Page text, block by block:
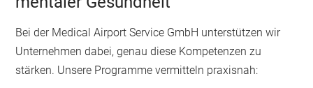
Bei der Medical Airport Service GmbH unterstützen wir
Unternehmen dabei, genau diese Kompetenzen zu
stärken. Unsere Programme vermitteln praxisnah: